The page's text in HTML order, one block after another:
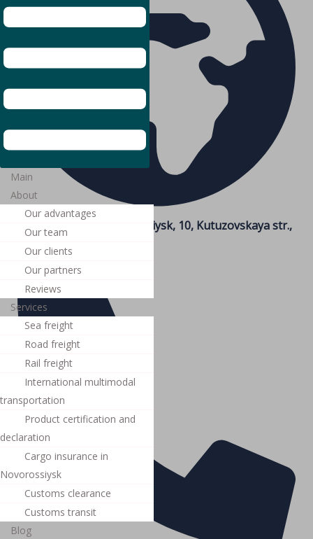
Main
About
Our advantages
Our team
Our clients
Our partners
Reviews
Services
Sea ​​freight
Road freight
Rail freight
International multimodal
transportation
Product certification and
declaration
Cargo insurance in
Novorossiysk
Customs clearance
Customs transit
Blog
Russia, 353900, Novorossiysk, 10, Kutuzovskaya str.,
of. 352 (5th floor)